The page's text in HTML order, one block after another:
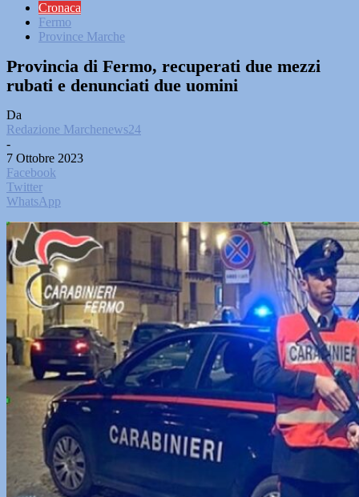
Cronaca
Fermo
Province Marche
Provincia di Fermo, recuperati due mezzi
rubati e denunciati due uomini
Da
Redazione Marchenews24
-
7 Ottobre 2023
Facebook
Twitter
WhatsApp